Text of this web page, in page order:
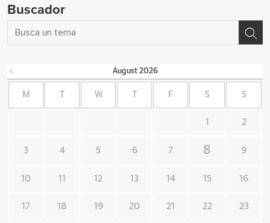
Buscador
August 2026
M W F S S
1 2
3 4 5 6 7 8 9
10 11 12 13 14 15 16
17 18 19 20 21 22 23